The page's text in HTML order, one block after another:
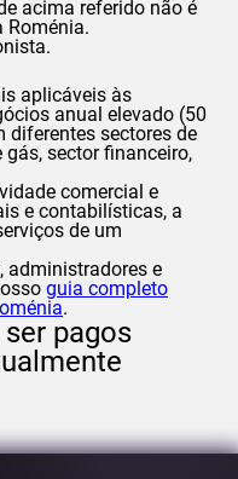
acima referido não é
Roménia.
aplicáveis às
anual elevado (50
diferentes sectores de
sector financeiro,
comercial e
e contabilísticas, a
de um
administradores e
guia completo
.
pagos